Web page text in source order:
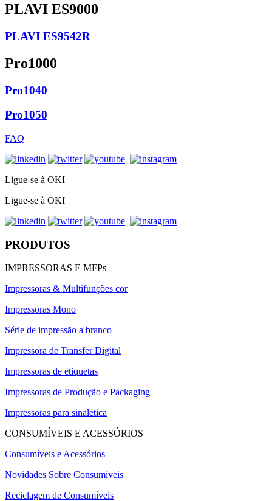
PLAVI ES9000
PLAVI ES9542R
Pro1000
Pro1040
Pro1050
FAQ
Ligue-se à OKI
Ligue-se à OKI
PRODUTOS
IMPRESSORAS E MFPs
Impressoras & Multifunções cor
Impressoras Mono
Série de impressão a branco
Impressora de Transfer Digital
Impressoras de etiquetas
Impressoras de Produção e Packaging
Impressoras para sinalética
CONSUMÍVEIS E ACESSÓRIOS
Consumíveis e Acessórios
Novidades Sobre Consumíveis
Reciclagem de Consumíveis